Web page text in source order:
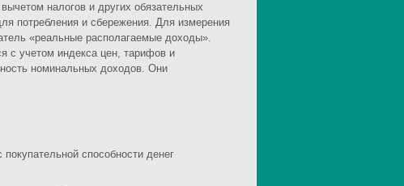
налогов и других обязательных
потребления и сбережения. Для измерения
«реальные располагаемые доходы».
с учетом индекса цен, тарифов и
номинальных доходов. Они
способности денег